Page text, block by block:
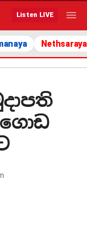
Listen LIVE
Nethsaraya